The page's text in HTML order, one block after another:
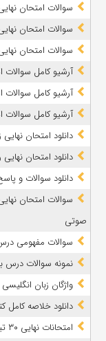
سوالات امتحان نهایی
سوالات امتحان نهایی فیزیک 3 سال
سوالات امتحان نهایی فلسفه 2 پایه
آرشیو کامل سوالات
آرشیو کامل سوالات
آرشیو کامل سوالات
دانلود امتحان نهایی زیست شناسی 3
دانلود امتحان نهایی ریاضی و آمار 3
دانلود سوالات و پاسخ کنکور
صوتی
سوالات مفهومی درس زبان
نمونه سوالات درس به
واژگان زبان انگلیسی 2 پایه یازدهم
دانلود خلاصه کامل
امتحانات نهایی ۳۰ تیر در سراسر کشور به جز هرمزگان برگزار می شود